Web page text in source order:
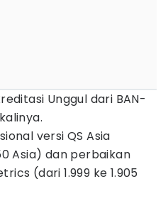
Unggul dari BAN-
versi QS Asia
Asia) dan perbaikan
(dari 1.999 ke 1.905